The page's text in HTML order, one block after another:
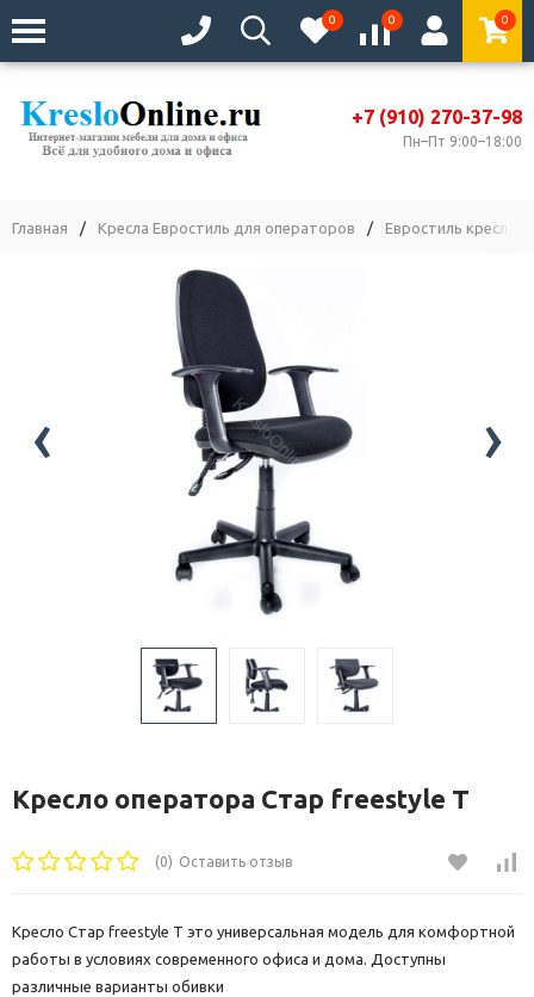
0 0 0
+7 (910) 270-37-98
Пн–Пт 9:00–18:00
Главная / Кресла Евростиль для операторов / Евростиль кресла
‹ ›
Кресло оператора Стар freestyle Т
(0) Оставить отзыв
Кресло Стар freestyle Т это универсальная модель для комфортной
работы в условиях современного офиса и дома. Доступны
различные варианты обивки